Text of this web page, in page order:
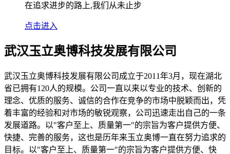
在追求进步的路上,我们从未止步
点击进入
武汉玉立奥博科技发展有限公司
武汉玉立奥博科技发展有限公司成立于2011年3月，现在湖北
省已拥有120人的规模。公司一直以来以专业的技术、创新的
理念、优质的服务、诚信的合作在竞争的市场中脱颖而出，凭
着丰富的经验和对市场的敏锐观察，公司迅速走出自己的一条
发展道路。以"客户至上、质量第一"的宗旨为客户提供方便、
快捷、完善的服务，这也是历年来玉立奥博一直在努力追求的
目标。以"客户至上、质量第一"的宗旨为客户提供方便、快